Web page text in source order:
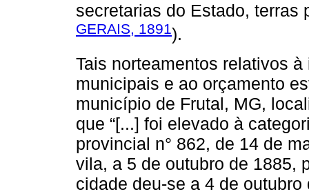
secretarias do Estado, terras
GERAIS, 1891).
Tais norteamentos relativos
municipais e ao orçamento
município de Frutal, MG,
que “[...] foi elevado à
provincial n° 862, de 14 de
vila, a 5 de outubro de 1885,
cidade deu-se a 4 de